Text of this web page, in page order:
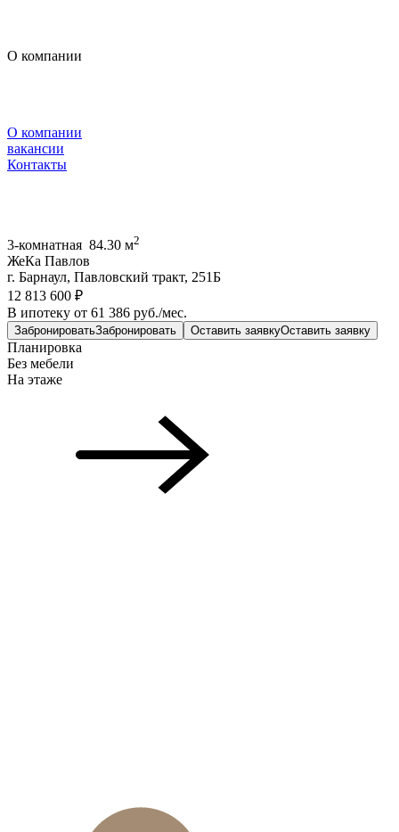
О компании
О компании
вакансии
Контакты
3-комнатная 84.30 м2
ЖеКа Павлов
г. Барнаул, Павловский тракт, 251Б
12 813 600 ₽
В ипотеку от 61 386 руб./мес.
ЗабронироватьЗабронировать Оставить заявкуОставить заявку
Планировка
Без мебели
На этаже